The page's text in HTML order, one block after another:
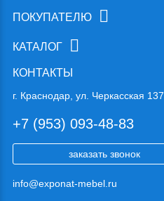
ПОКУПАТЕЛЮ
КАТАЛОГ
КОНТАКТЫ
г. Краснодар, ул. Черкасская 137
+7 (953) 093-48-83
заказать звонок
info@exponat-mebel.ru